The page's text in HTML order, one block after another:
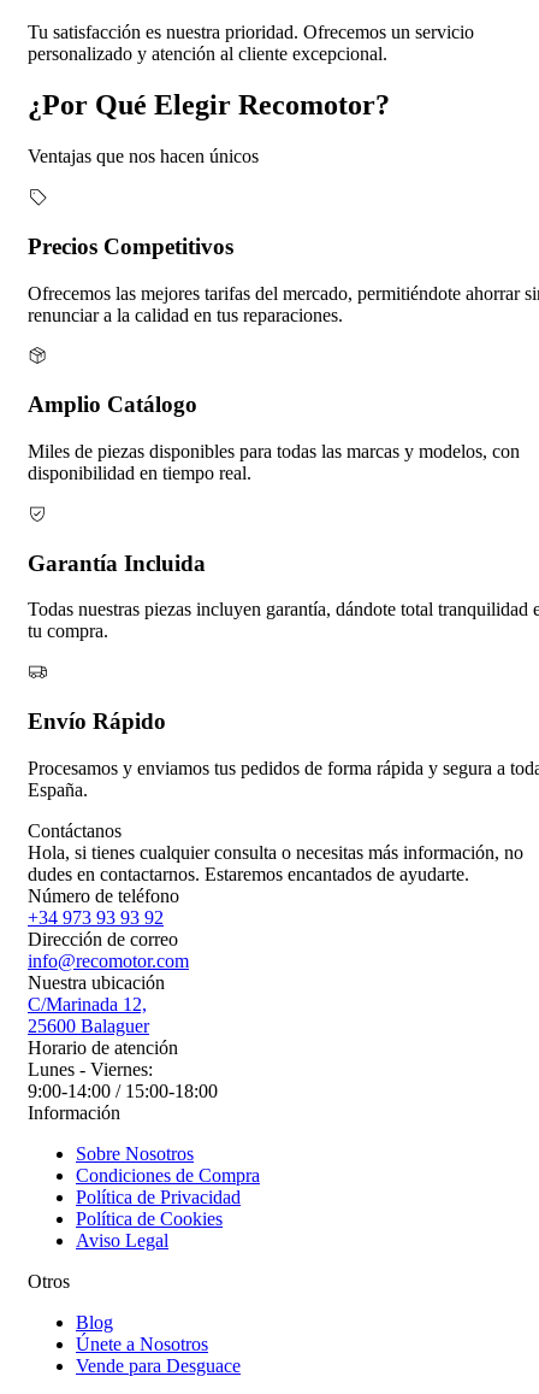
Tu satisfacción es nuestra prioridad. Ofrecemos un servicio
personalizado y atención al cliente excepcional.
¿Por Qué Elegir Recomotor?
Ventajas que nos hacen únicos
Precios Competitivos
Ofrecemos las mejores tarifas del mercado, permitiéndote ahorrar
renunciar a la calidad en tus reparaciones.
Amplio Catálogo
Miles de piezas disponibles para todas las marcas y modelos, con
disponibilidad en tiempo real.
Garantía Incluida
Todas nuestras piezas incluyen garantía, dándote total tranquilidad
tu compra.
Envío Rápido
Procesamos y enviamos tus pedidos de forma rápida y segura a
España.
Contáctanos
Hola, si tienes cualquier consulta o necesitas más información, no
dudes en contactarnos. Estaremos encantados de ayudarte.
Número de teléfono
+34 973 93 93 92
Dirección de correo
info@recomotor.com
Nuestra ubicación
C/Marinada 12,
25600 Balaguer
Horario de atención
Lunes - Viernes:
9:00-14:00 / 15:00-18:00
Información
Sobre Nosotros
Condiciones de Compra
Política de Privacidad
Política de Cookies
Aviso Legal
Otros
Blog
Únete a Nosotros
Vende para Desguace